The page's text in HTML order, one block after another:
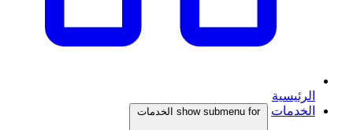
الرئيسية
الخدمات
show submenu for الخدمات